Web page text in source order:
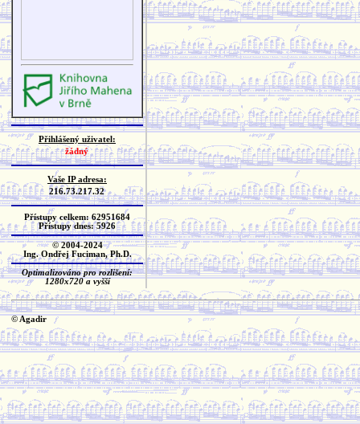
Přihlášený uživatel:
žádný
Vaše IP adresa:
216.73.217.32
Přístupy celkem: 62951684
Přístupy dnes: 5926
© 2004-2024
Ing. Ondřej Fuciman, Ph.D.
Optimalizováno pro rozlišení:
1280x720 a vyšší
© Agadir